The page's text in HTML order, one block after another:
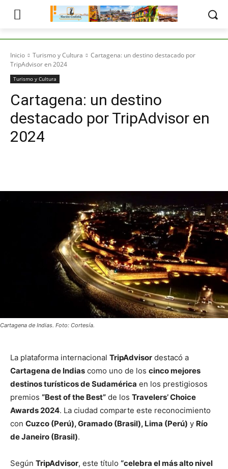
Inicio Turismo y Cultura
Cartagena: un destino destacado por
TripAdvisor en 2024
Turismo y Cultura
Cartagena: un destino
destacado por TripAdvisor en
2024
Cartagena de Indias. Foto: Cortesía.
La plataforma internacional TripAdvisor destacó a
Cartagena de Indias como uno de los cinco mejores
destinos turísticos de Sudamérica en los prestigiosos
premios “Best of the Best” de los Travelers’ Choice
Awards 2024. La ciudad comparte este reconocimiento
con Cuzco (Perú), Gramado (Brasil), Lima (Perú) y Río
de Janeiro (Brasil).
Según TripAdvisor, este título “celebra el más alto nivel